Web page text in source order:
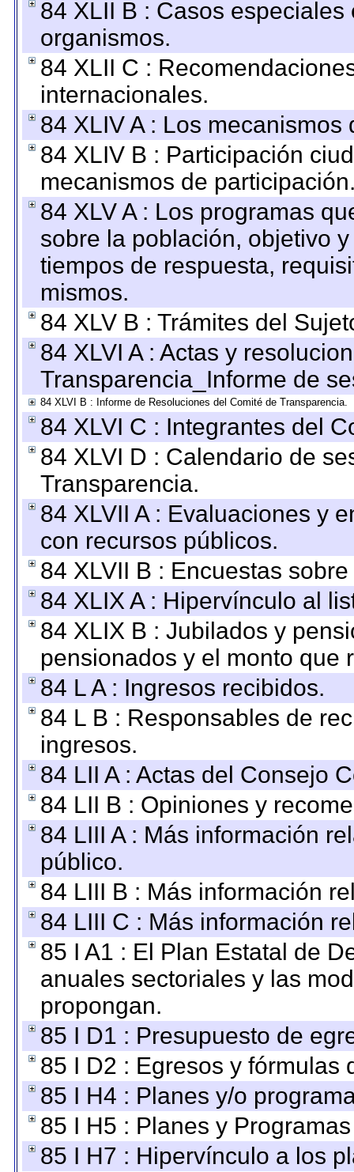
84 XLII B : Casos
organismos.
84 XLII C :
internacionales.
84 XLIV A : Los
84 XLIV B : Participación
mecanismos de
84 XLV A : Los programas
sobre la población, objetivo
tiempos de respuesta,
mismos.
84 XLV B : Trámites del
84 XLVI A : Actas y
Transparencia_Informe de
84 XLVI B : Informe de Resoluciones del Comité de Transparencia.
84 XLVI C : Integrantes del
84 XLVI D : Calendario de
Transparencia.
84 XLVII A : Evaluaciones y
con recursos públicos.
84 XLVII B : Encuestas
84 XLIX A : Hipervínculo al
84 XLIX B : Jubilados y
pensionados y el monto que
84 L A : Ingresos recibidos.
84 L B : Responsables de
ingresos.
84 LII A : Actas del Consejo
84 LII B : Opiniones y
84 LIII A : Más información
público.
84 LIII B : Más información
84 LIII C : Más información
85 I A1 : El Plan Estatal de
anuales sectoriales y las
propongan.
85 I D1 : Presupuesto de
85 I D2 : Egresos y fórmulas
85 I H4 : Planes y/o
85 I H5 : Planes y
85 I H7 : Hipervínculo a los